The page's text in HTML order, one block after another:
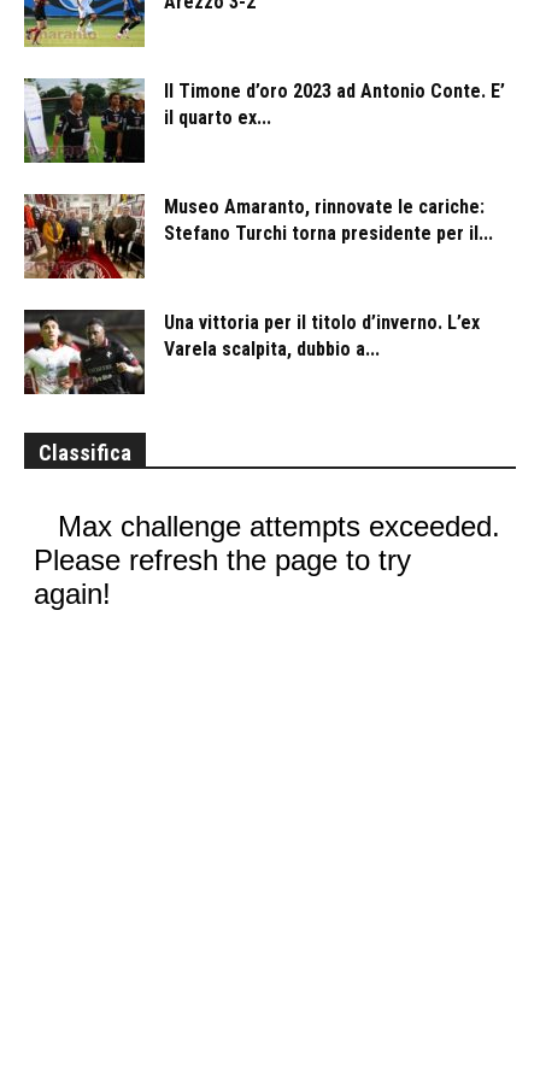
Il Timone d’oro 2023 ad Antonio Conte. E’
il quarto ex...
Museo Amaranto, rinnovate le cariche:
Stefano Turchi torna presidente per il...
Una vittoria per il titolo d’inverno. L’ex
Varela scalpita, dubbio a...
Classifica